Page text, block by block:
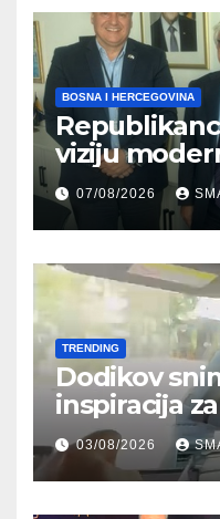
BOSNA I HERCEGOVINA
viziju
Njemačke
07/08/2026
TRENDING
Dodikov
inspiracija
kroz
03/08/2026